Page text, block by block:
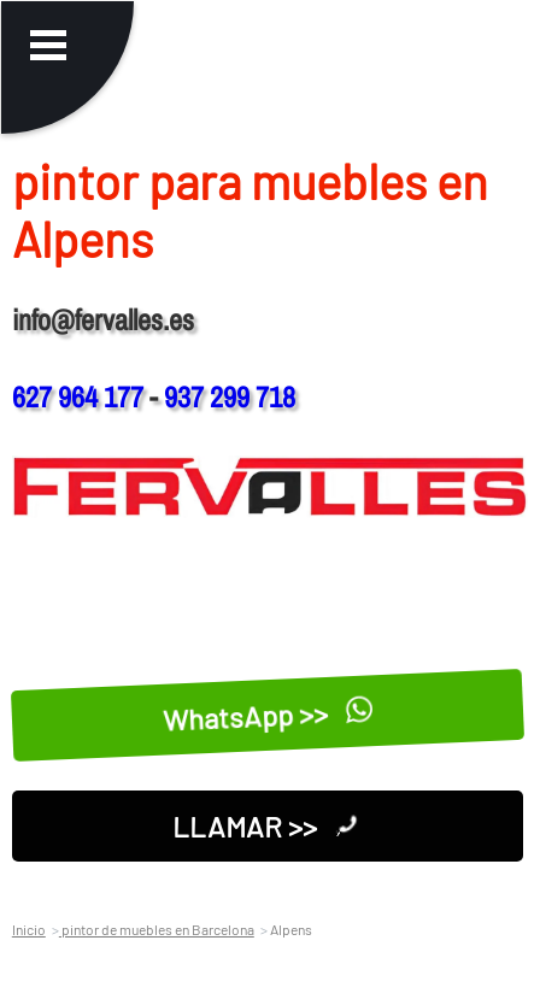
pintor para muebles en
Alpens
info@fervalles.es
627 964 177-937 299 718
WhatsApp >>
LLAMAR >>
Inicio pintor de muebles en Barcelona Alpens